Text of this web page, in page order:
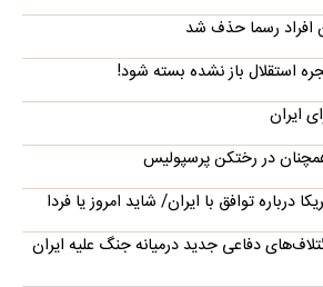
افراد رسما حذف شد
استقلال باز نشده بسته شود!
ایران
در رختکن پرسپولیس
درباره توافق با ایران/ شاید امروز یا فردا
دفاعی جدید درمیانه جنگ علیه ایران